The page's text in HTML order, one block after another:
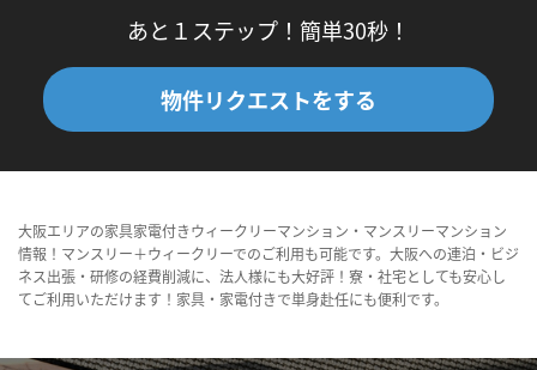
あと１ステップ！簡単30秒！
物件リクエストをする
大阪エリアの家具家電付きウィークリーマンション・マンスリーマンション
情報！マンスリー＋ウィークリーでのご利用も可能です。大阪への連泊・ビジ
ネス出張・研修の経費削減に、法人様にも大好評！寮・社宅としても安心し
てご利用いただけます！家具・家電付きで単身赴任にも便利です。